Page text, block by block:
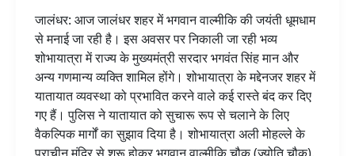
जालंधर: आज जालंधर शहर में भगवान वाल्मीकि की जयंती धूमधाम
से मनाई जा रही है। इस अवसर पर निकाली जा रही भव्य
शोभायात्रा में राज्य के मुख्यमंत्री सरदार भगवंत सिंह मान और
अन्य गणमान्य व्यक्ति शामिल होंगे। शोभायात्रा के मद्देनजर शहर में
यातायात व्यवस्था को प्रभावित करने वाले कई रास्ते बंद कर दिए
गए हैं। पुलिस ने यातायात को सुचारू रूप से चलाने के लिए
वैकल्पिक मार्गों का सुझाव दिया है। शोभायात्रा अली मोहल्ले के
रास्ते